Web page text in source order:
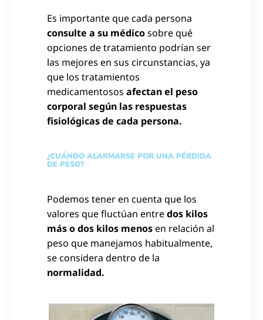
Es importante que cada persona
consulte a su médicosobre qué
opciones de tratamiento podrían ser
las mejores en sus circunstancias, ya
que los tratamientos
medicamentosos afectan el peso
corporal según las respuestas
fisiológicas de cada persona.
¿CUÁNDO ALARMARSE POR UNA PÉRDIDA
DE PESO?
Podemos tener en cuenta que los
valores que fluctúan entredos kilos
más o dos kilos menosen relación al
peso que manejamos habitualmente,
se considera dentro de la
normalidad.